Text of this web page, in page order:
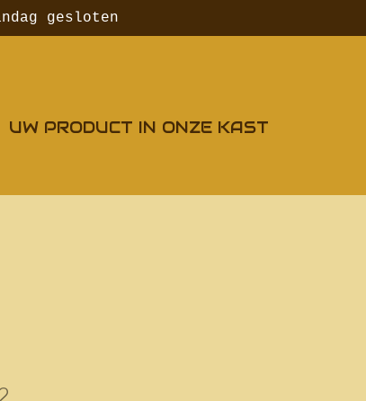
gesloten
UW PRODUCT IN ONZE KAST